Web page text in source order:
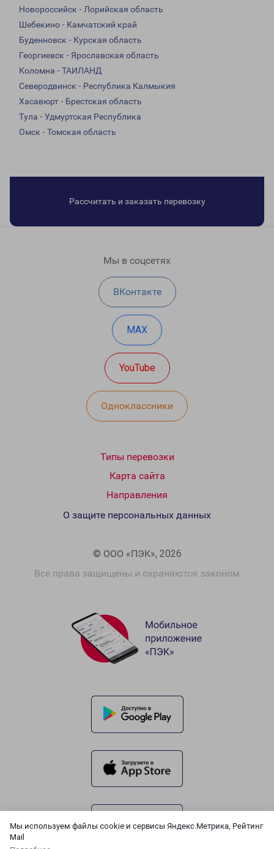
Мы используем файлы cookie и сервисы Яндекс.Метрика, Рейтинг
Mail
Новороссийск - Лорийская область
Шебекино - Камчатский край
Буденновск - Курская область
Георгиевск - Ярославская область
Коломна - ТАИЛАНД
Северодвинск - Республика Калмыкия
Хасавюрт - Брестская область
Тула - Удмуртская Республика
Омск - Томская область
Рассчитать и заказать перевозку
Мы в соцсетях
ВКонтакте
MAX
YouTube
Одноклассники
Типы перевозки
Карта сайта
Направления
© ООО «ПЭК», 2026
Все права защищены и охраняются законом
О защите персональных данных